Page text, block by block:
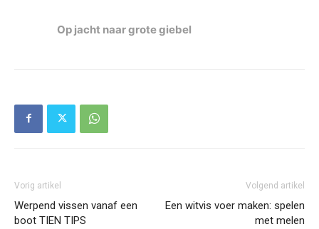
Op jacht naar grote giebel
Vorig artikel
Werpend vissen vanaf een
boot TIEN TIPS
Volgend artikel
Een witvis voer maken: spelen
met melen